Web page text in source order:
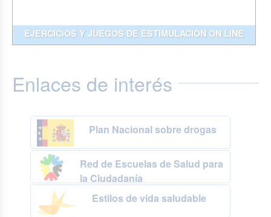
EJERCICIOS Y JUEGOS DE ESTIMULACIÓN ON LINE
Enlaces de interés
Plan Nacional sobre drogas
Red de Escuelas de Salud para
la Ciudadanía
Estilos de vida saludable